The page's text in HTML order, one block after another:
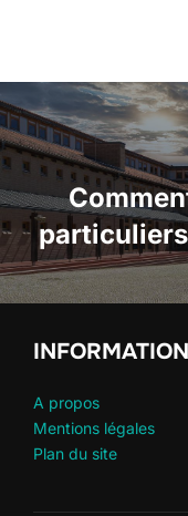
Navigation
de
l’article
A propos
Mentions légales
Plan du site